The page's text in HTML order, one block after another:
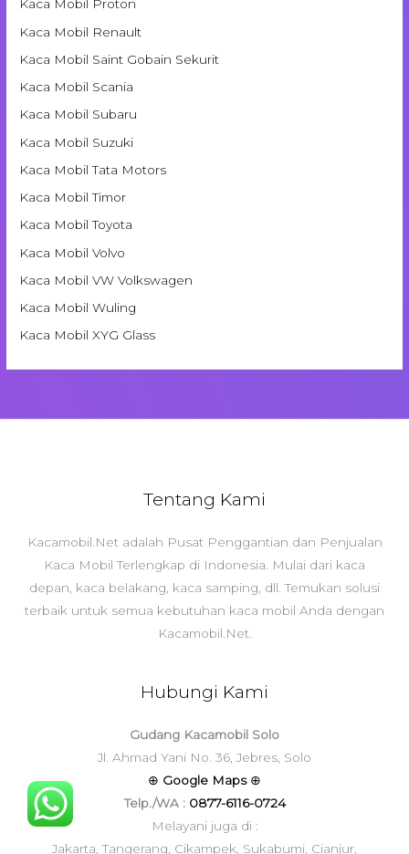
Kaca Mobil Proton
Kaca Mobil Renault
Kaca Mobil Saint Gobain Sekurit
Kaca Mobil Scania
Kaca Mobil Subaru
Kaca Mobil Suzuki
Kaca Mobil Tata Motors
Kaca Mobil Timor
Kaca Mobil Toyota
Kaca Mobil Volvo
Kaca Mobil VW Volkswagen
Kaca Mobil Wuling
Kaca Mobil XYG Glass
Tentang Kami
Kacamobil.Net adalah Pusat Penggantian dan Penjualan
Kaca Mobil Terlengkap di Indonesia. Mulai dari kaca
depan, kaca belakang, kaca samping, dll. Temukan solusi
terbaik untuk semua kebutuhan kaca mobil Anda dengan
Kacamobil.Net.
Hubungi Kami
Gudang Kacamobil Solo
Jl. Ahmad Yani No. 36, Jebres, Solo
⊕ Google Maps ⊕
Telp./WA : 0877-6116-0724
Melayani juga di :
Jakarta, Tangerang, Cikampek, Sukabumi, Cianjur,